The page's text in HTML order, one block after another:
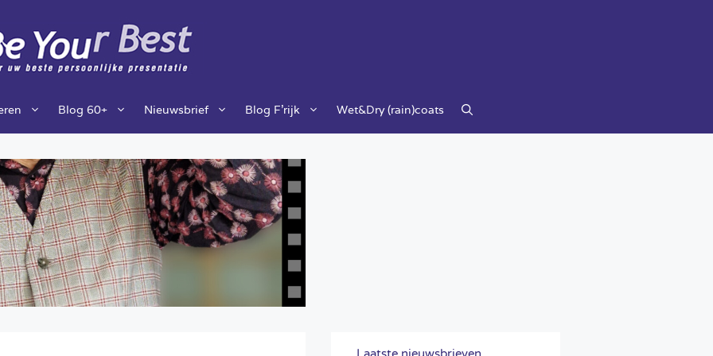
Blog 60+ Nieuwsbrief Blog F’rijk Wet&Dry (rain)coats